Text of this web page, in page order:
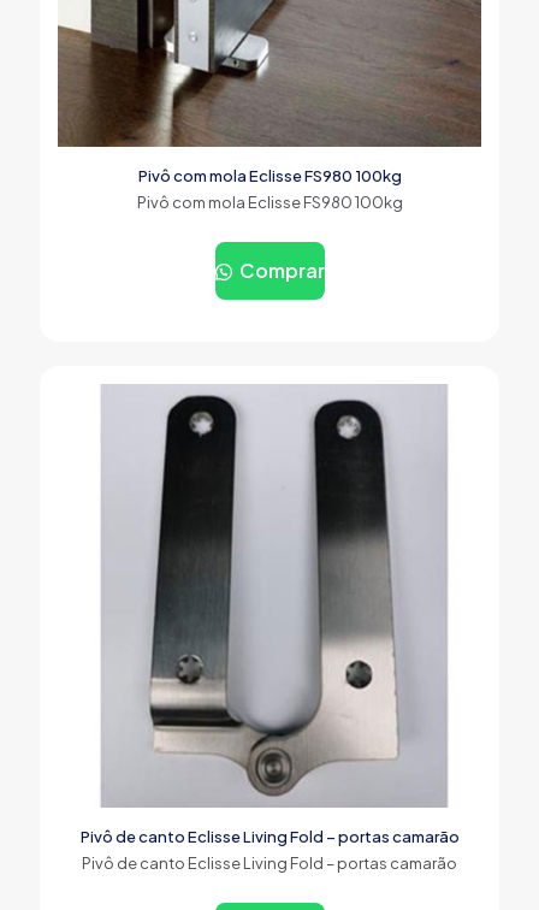
Pivô com mola Eclisse FS980 100kg
Pivô com mola Eclisse FS980 100kg
Comprar
Pivô de canto Eclisse Living Fold – portas camarão
Pivô de canto Eclisse Living Fold – portas camarão